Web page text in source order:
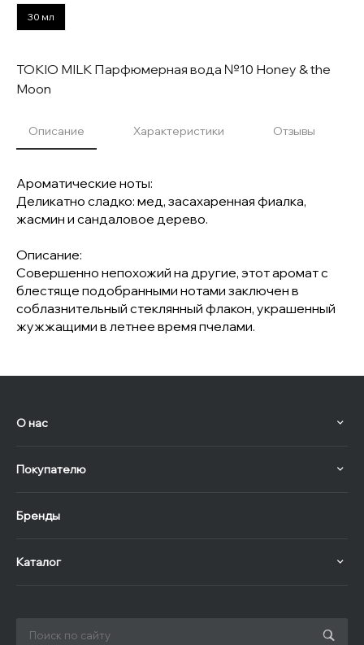
30 мл
TOKIO MILK Парфюмерная вода №10 Honey & the
Moon
Описание Характеристики Отзывы
Ароматические ноты:
Деликатно сладко: мед, засахаренная фиалка,
жасмин и сандаловое дерево.
Описание:
Совершенно непохожий на другие, этот аромат с
блестяще подобранными нотами заключен в
соблазнительный стеклянный флакон, украшенный
жужжащими в летнее время пчелами.
О нас
Покупателю
Бренды
Каталог